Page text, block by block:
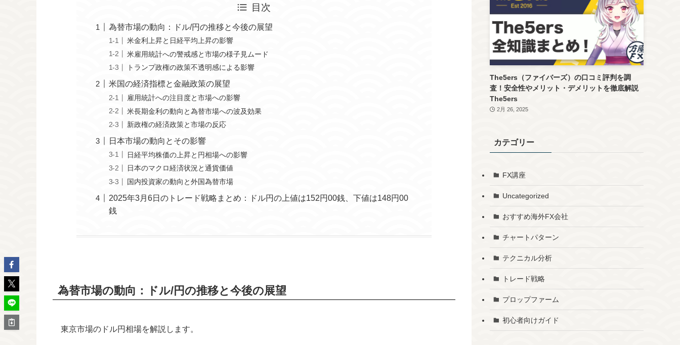
目次
為替市場の動向：ドル/円の推移と今後の展望
米金利上昇と日経平均上昇の影響
米雇用統計への警戒感と市場の様子見ムード
トランプ政権の政策不透明感による影響
米国の経済指標と金融政策の展望
雇用統計への注目度と市場への影響
米長期金利の動向と為替市場への波及効果
新政権の経済政策と市場の反応
日本市場の動向とその影響
日経平均株価の上昇と円相場への影響
日本のマクロ経済状況と通貨価値
国内投資家の動向と外国為替市場
2025年3月6日のトレード戦略まとめ：ドル円の上値は152円00銭、下値は148円00
銭
為替市場の動向：ドル/円の推移と今後の展望
東京市場のドル円相場を解説します。
The5ers（ファイバーズ）の口コミ評判を調
査！安全性やメリット・デメリットを徹底解説
The5ers
2月 26, 2025
カテゴリー
FX講座
Uncategorized
おすすめ海外FX会社
チャートパターン
テクニカル分析
トレード戦略
プロップファーム
初心者向けガイド